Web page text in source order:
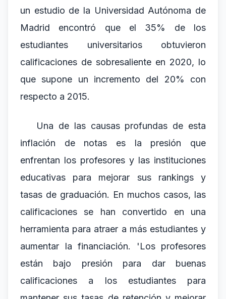
un estudio de la Universidad Autónoma de
Madrid encontró que el 35% de los
estudiantes universitarios obtuvieron
calificaciones de sobresaliente en 2020, lo
que supone un incremento del 20% con
respecto a 2015.
Una de las causas profundas de esta
inflación de notas es la presión que
enfrentan los profesores y las instituciones
educativas para mejorar sus rankings y
tasas de graduación. En muchos casos, las
calificaciones se han convertido en una
herramienta para atraer a más estudiantes y
aumentar la financiación. 'Los profesores
están bajo presión para dar buenas
calificaciones a los estudiantes para